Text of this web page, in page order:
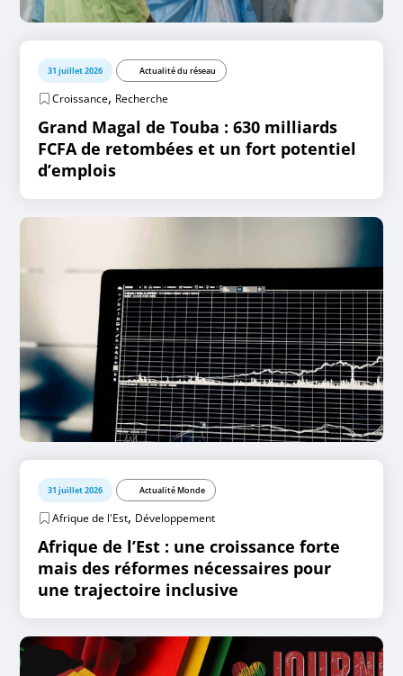
31 juillet 2026 Actualité du réseau
Croissance, Recherche
Grand Magal de Touba : 630 milliards
FCFA de retombées et un fort potentiel
d’emplois
31 juillet 2026 Actualité Monde
Afrique de l'Est, Développement
Afrique de l’Est : une croissance forte
mais des réformes nécessaires pour
une trajectoire inclusive